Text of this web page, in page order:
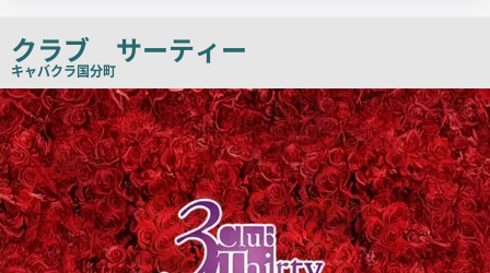
コ
ピ
ー
クラブ サーティー
キャバクラ国分町
店
舗
PR
画
像